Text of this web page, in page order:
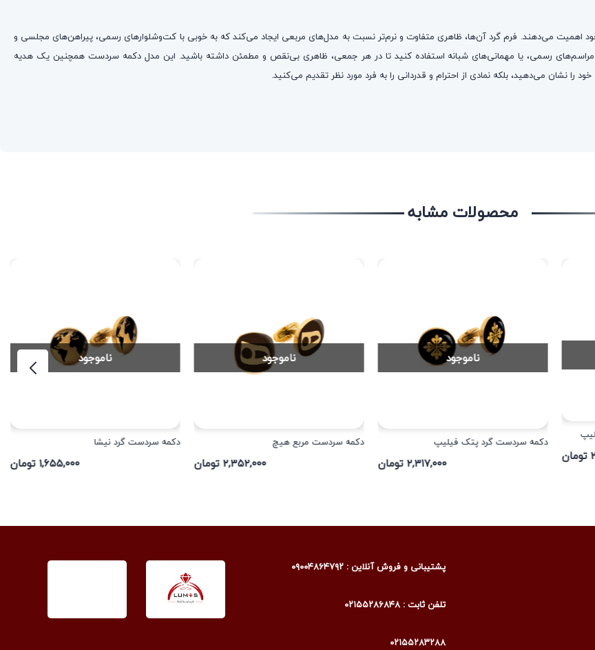
اهمیت می‌دهند. فرم گرد آن‌ها، ظاهری متفاوت و نرم‌تر نسبت به مدل‌های مربعی ایجاد می‌کند که به خوبی با کت‌وشلوارهای رسمی، پیراهن‌های مجلسی و
رسمی، یا مهمانی‌های شبانه استفاده کنید تا در هر جمعی، ظاهری بی‌نقص و مطمئن داشته باشید. این مدل دکمه سردست همچنین یک هدیه
را نشان می‌دهید، بلکه نمادی از احترام و قدردانی را به فرد مورد نظر تقدیم می‌کنید.
محصولات مشابه
دکمه سردست گرد پتک فیلیپ
۲,۳۱۷,۰۰۰ تومان
ناموجود
دکمه سردست مربع هیچ
۲,۳۵۲,۰۰۰ تومان
ناموجود
دکمه سردست گرد نیشا
۱,۶۵۵,۰۰۰ تومان
ناموجود
پشتیبانی و فروش آنلاین : ۰۹۰۰۴۸۶۴۷۹۲
تلفن ثابت : ۰۲۱۵۵۲۸۶۸۴۸
۰۲۱۵۵۲۸۳۲۸۸